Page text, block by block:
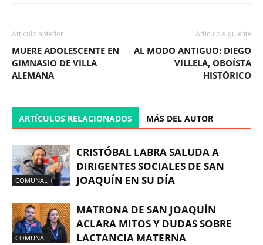
Artículo anterior
MUERE ADOLESCENTE EN
GIMNASIO DE VILLA
ALEMANA
Artículo siguiente
AL MODO ANTIGUO: DIEGO
VILLELA, OBOÍSTA
HISTÓRICO
ARTÍCULOS RELACIONADOS MÁS DEL AUTOR
COMUNAL
CRISTÓBAL LABRA SALUDA A
DIRIGENTES SOCIALES DE SAN
JOAQUÍN EN SU DÍA
COMUNAL
MATRONA DE SAN JOAQUÍN
ACLARA MITOS Y DUDAS SOBRE
LACTANCIA MATERNA